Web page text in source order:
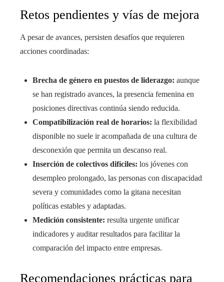
Retos pendientes y vías de mejora
A pesar de avances, persisten desafíos que requieren
acciones coordinadas:
Brecha de género en puestos de liderazgo: aunque
se han registrado avances, la presencia femenina en
posiciones directivas continúa siendo reducida.
Compatibilización real de horarios: la flexibilidad
disponible no suele ir acompañada de una cultura de
desconexión que permita un descanso real.
Inserción de colectivos difíciles: los jóvenes con
desempleo prolongado, las personas con discapacidad
severa y comunidades como la gitana necesitan
políticas estables y adaptadas.
Medición consistente: resulta urgente unificar
indicadores y auditar resultados para facilitar la
comparación del impacto entre empresas.
Recomendaciones prácticas para